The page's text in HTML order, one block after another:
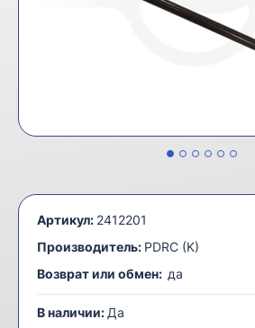
Артикул: 2412201
Производитель: PDRC (K)
Возврат или обмен: да
В наличии: Да